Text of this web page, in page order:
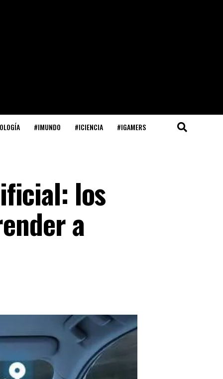
#IMUNDO #ICIENCIA #IGAMERS
los
a